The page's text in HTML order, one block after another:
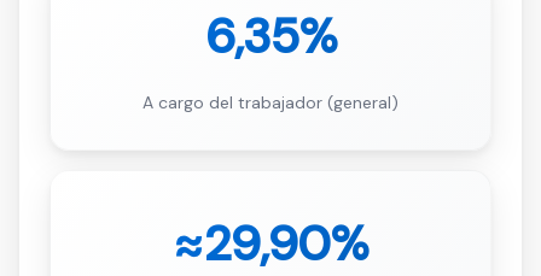
6,35%
A cargo del trabajador (general)
≈29,90%